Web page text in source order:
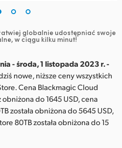
globalnie udostępniać swoje
w ciągu kilku minut!
- środa, 1 listopada 2023 r. -
nowe, niższe ceny wszystkich
Cena Blackmagic Cloud
obniżona do 1645 USD, cena
została obniżona do 5645 USD,
80TB została obniżona do 15